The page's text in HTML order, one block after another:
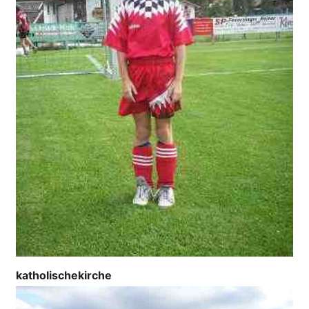
katholischekirche